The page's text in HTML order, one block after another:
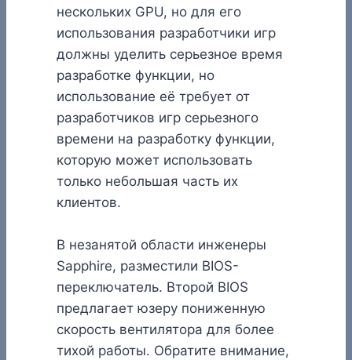
нескольких GPU, но для его
использования разработчики игр
должны уделить серьезное время
разработке функции, но
использование её требует от
разработчиков игр серьезного
времени на разработку функции,
которую может использовать
только небольшая часть их
клиентов.
В незанятой области инженеры
Sapphire, разместили BIOS-
переключатель. Второй BIOS
предлагает юзеру пониженную
скорость вентилятора для более
тихой работы. Обратите внимание,